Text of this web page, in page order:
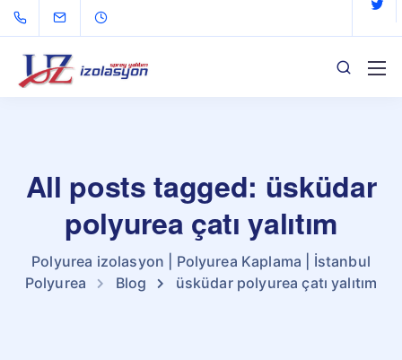
All posts tagged: üsküdar
polyurea çatı yalıtım
Polyurea izolasyon | Polyurea Kaplama | İstanbul
Polyurea
Blog üsküdar polyurea çatı yalıtım